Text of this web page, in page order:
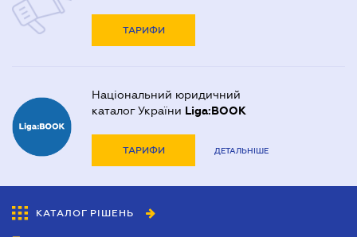
ТАРИФИ
Національний юридичний
каталог України Liga:BOOK
ТАРИФИ ДЕТАЛЬНІШЕ
КАТАЛОГ РІШЕНЬ